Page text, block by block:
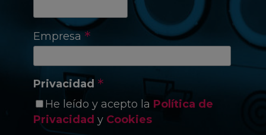
Empresa *
Privacidad *
He leído y acepto la Política de
Privacidad y Cookies